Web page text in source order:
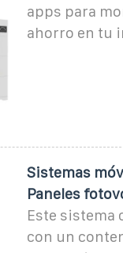
apps para
ahorro en tu
Sistemas
Paneles
Este sistema
con un